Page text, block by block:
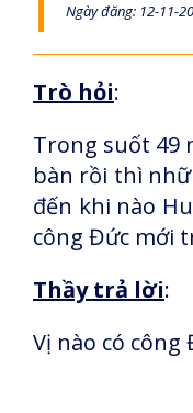
Ngày đăng: 12-11-
Trò hỏi:
Trong suốt 49
bàn rồi thì
đến khi nào
công Đức mới
Thầy trả lời:
Vị nào có